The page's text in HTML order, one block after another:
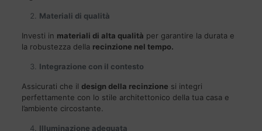
Materiali di qualità
Investi in materiali di alta qualità per garantire la durata e
la robustezza della recinzione nel tempo.
Integrazione con il contesto
Assicurati che il design della recinzione si integri
perfettamente con lo stile architettonico della tua casa e
l’ambiente circostante.
Illuminazione adeguata